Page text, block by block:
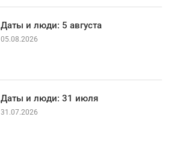
Даты и люди: 5 августа
05.08.2026
Даты и люди: 31 июля
31.07.2026